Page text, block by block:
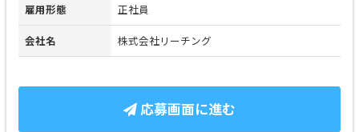
雇用形態 正社員
会社名 株式会社リーチング
応募画面に進む